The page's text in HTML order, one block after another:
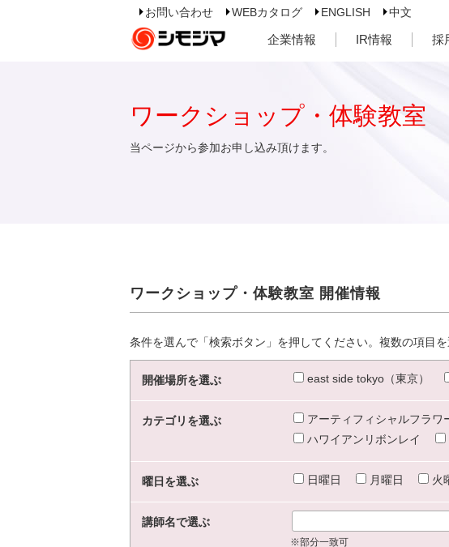
お問い合わせ WEBカタログ ENGLISH 中文
企業情報 IR情報 採
ワークショップ・体験教室
当ページから参加お申し込み頂けます。
ワークショップ・体験教室 開催情報
条件を選んで「検索ボタン」を押してください。複数の項目を
開催場所を選ぶ east side tokyo（東京）
カテゴリを選ぶ アーティフィシャルフラワ
ハワイアンリボンレイ
曜日を選ぶ 日曜日 月曜日 火
講師名で選ぶ
※部分一致可